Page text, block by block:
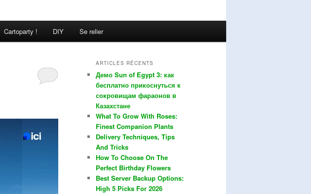
Cartoparty ! DIY Se relier
ARTICLES RÉCENTS
Демо Sun of Egypt 3: как
бесплатно прикоснуться к
сокровищам фараонов в
Казахстане
What To Grow With Roses:
Finest Companion Plants
Delivery Techniques, Tips
And Tricks
How To Choose On The
Perfect Birthday Flowers
Best Server Backup Options:
High 5 Picks For 2026